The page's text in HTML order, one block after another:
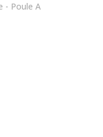
- Poule A